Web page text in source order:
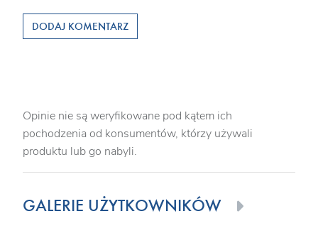
DODAJ KOMENTARZ
Opinie nie są weryfikowane pod kątem ich
pochodzenia od konsumentów, którzy używali
produktu lub go nabyli.
GALERIE UŻYTKOWNIKÓW